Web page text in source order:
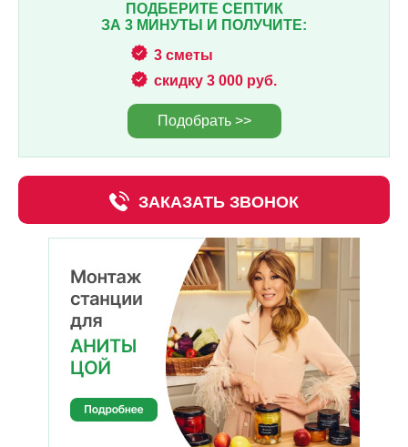
ПОДБЕРИТЕ СЕПТИК
ЗА 3 МИНУТЫ И ПОЛУЧИТЕ:
3 сметы
скидку 3 000 руб.
Подобрать >>
ЗАКАЗАТЬ ЗВОНОК